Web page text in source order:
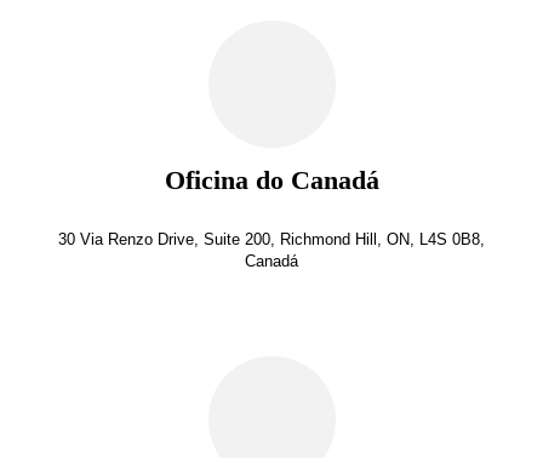
Oficina do Canadá
30 Via Renzo Drive, Suite 200, Richmond Hill, ON, L4S 0B8,
Canadá